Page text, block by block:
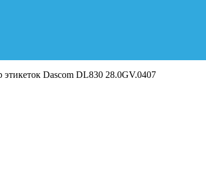
Dascom DL830 28.0GV.0407